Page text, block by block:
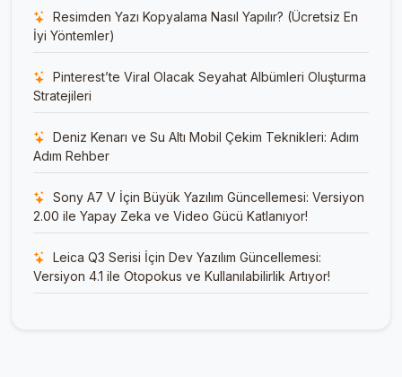
Resimden Yazı Kopyalama Nasıl Yapılır? (Ücretsiz En
İyi Yöntemler)
Pinterest’te Viral Olacak Seyahat Albümleri Oluşturma
Stratejileri
Deniz Kenarı ve Su Altı Mobil Çekim Teknikleri: Adım
Adım Rehber
Sony A7 V İçin Büyük Yazılım Güncellemesi: Versiyon
2.00 ile Yapay Zeka ve Video Gücü Katlanıyor!
Leica Q3 Serisi İçin Dev Yazılım Güncellemesi:
Versiyon 4.1 ile Otopokus ve Kullanılabilirlik Artıyor!